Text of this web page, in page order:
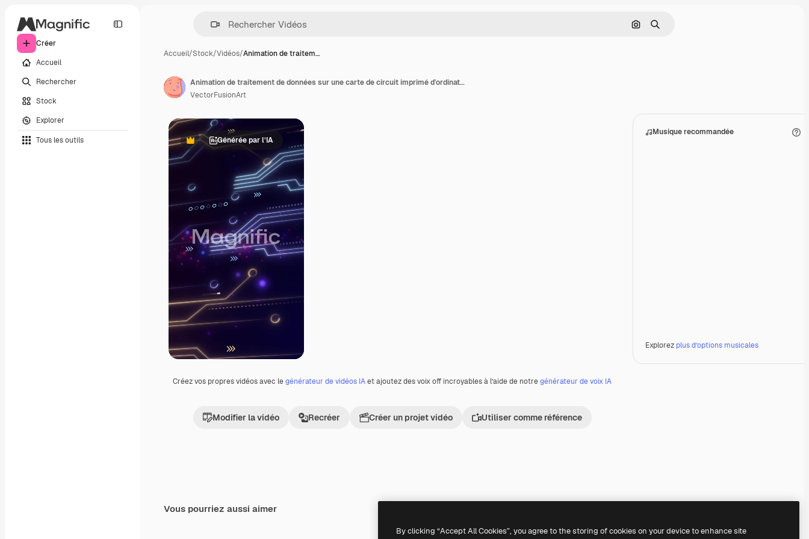
Créer
Accueil
Rechercher
Stock
Explorer
Tous les outils
Rechercher par image
Rechercher
Accueil/Stock/Vidéos/Animation de traitem…
PremiumGénérée par l’IA
Créez vos propres vidéos avec legénérateur de vidéos IAet ajoutez des voix off incroyables à l’aide de notregénérateur de voix IA
Modifier la vidéo Recréer Créer un projet vidéo Utiliser comme référence
Musique recommandée
Explorez plus d’options musicales
Animation de traitement de données sur une carte de circuit imprimé d'ordinateur
VectorFusionArt
Vous pourriez aussi aimer
By clicking “Accept All Cookies”, you agree to the storing of cookies on your device to enhance site